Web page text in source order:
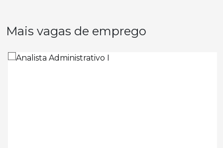
Mais vagas de emprego